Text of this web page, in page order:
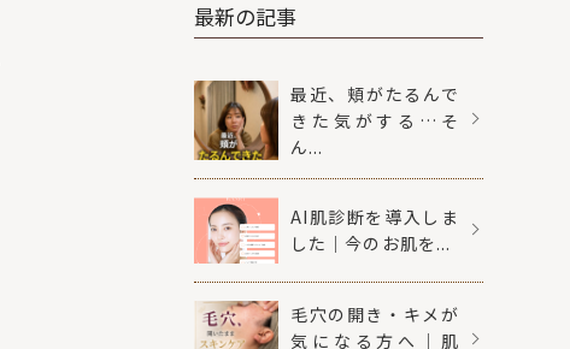
最新の記事
最近、頬がたるんで
きた気がする…そ
ん...
AI肌診断を導入しま
した｜今のお肌を...
毛穴の開き・キメが
気になる方へ｜肌